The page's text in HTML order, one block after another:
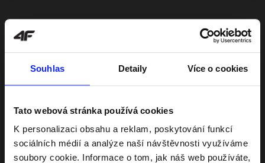
Souhlas Detaily Více o cookies
Tato webová stránka používá cookies
K personalizaci obsahu a reklam, poskytování funkcí
sociálních médií a analýze naší návštěvnosti využíváme
soubory cookie. Informace o tom, jak náš web používáte,